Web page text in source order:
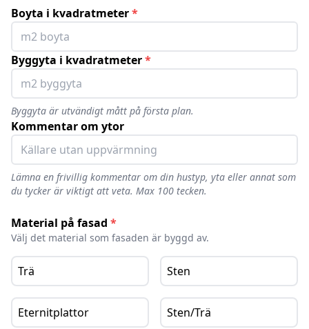
Boyta i kvadratmeter*
Byggyta i kvadratmeter*
Byggyta är utvändigt mått på första plan.
Kommentar om ytor
Lämna en frivillig kommentar om din hustyp, yta eller annat som
du tycker är viktigt att veta. Max 100 tecken.
Material på fasad *
Välj det material som fasaden är byggd av.
Trä Sten
Eternitplattor Sten/Trä